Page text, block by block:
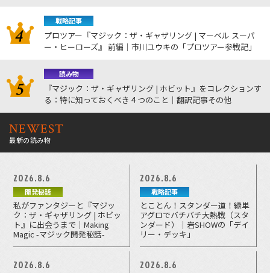
戦略記事
プロツアー『マジック：ザ・ギャザリング | マーベル スーパ
ー・ヒーローズ』 前編｜市川ユウキの「プロツアー参戦記」
読み物
『マジック：ザ・ギャザリング | ホビット』をコレクションす
る：特に知っておくべき４つのこと｜翻訳記事その他
NEWEST
最新の読み物
2026.8.6
開発秘話
私がファンタジーと『マジッ
ク：ザ・ギャザリング | ホビッ
ト』に出会うまで｜Making
Magic -マジック開発秘話-
2026.8.6
戦略記事
とことん！スタンダー道！緑単
アグロでバチバチ大熱戦（スタ
ンダード）｜岩SHOWの「デイ
リー・デッキ」
2026.8.6 2026.8.6